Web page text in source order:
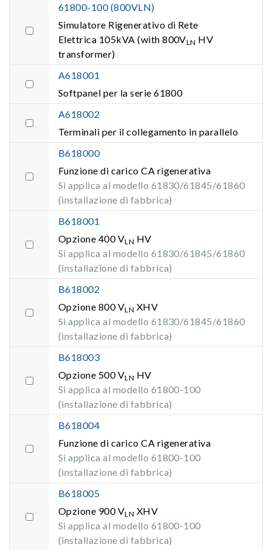
61800-100 (800VLN)
Simulatore Rigenerativo di Rete
Elettrica 105kVA (with 800VLN HV
transformer)
A618001
Softpanel per la serie 61800
A618002
Terminali per il collegamento in parallelo
B618000
Funzione di carico CA rigenerativa
Si applica al modello 61830/61845/61860
(installazione di fabbrica)
B618001
Opzione 400 VLN HV
Si applica al modello 61830/61845/61860
(installazione di fabbrica)
B618002
Opzione 800 VLN XHV
Si applica al modello 61830/61845/61860
(installazione di fabbrica)
B618003
Opzione 500 VLN HV
Si applica al modello 61800-100
(installazione di fabbrica)
B618004
Funzione di carico CA rigenerativa
Si applica al modello 61800-100
(installazione di fabbrica)
B618005
Opzione 900 VLN XHV
Si applica al modello 61800-100
(installazione di fabbrica)